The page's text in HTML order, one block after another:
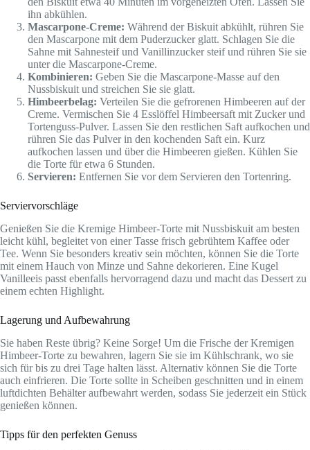
ihn abkühlen.
Mascarpone-Creme: Während der Biskuit abkühlt, rühren Sie
den Mascarpone mit dem Puderzucker glatt. Schlagen Sie die
Sahne mit Sahnesteif und Vanillinzucker steif und rühren Sie sie
unter die Mascarpone-Creme.
Kombinieren: Geben Sie die Mascarpone-Masse auf den
Nussbiskuit und streichen Sie sie glatt.
Himbeerbelag: Verteilen Sie die gefrorenen Himbeeren auf der
Creme. Vermischen Sie 4 Esslöffel Himbeersaft mit Zucker und
Tortenguss-Pulver. Lassen Sie den restlichen Saft aufkochen und
rühren Sie das Pulver in den kochenden Saft ein. Kurz
aufkochen lassen und über die Himbeeren gießen. Kühlen Sie
die Torte für etwa 6 Stunden.
Servieren: Entfernen Sie vor dem Servieren den Tortenring.
Serviervorschläge
Genießen Sie die Kremige Himbeer-Torte mit Nussbiskuit am besten
leicht kühl, begleitet von einer Tasse frisch gebrühtem Kaffee oder
Tee. Wenn Sie besonders kreativ sein möchten, können Sie die Torte
mit einem Hauch von Minze und Sahne dekorieren. Eine Kugel
Vanilleeis passt ebenfalls hervorragend dazu und macht das Dessert zu
einem echten Highlight.
Lagerung und Aufbewahrung
Sie haben Reste übrig? Keine Sorge! Um die Frische der Kremigen
Himbeer-Torte zu bewahren, lagern Sie sie im Kühlschrank, wo sie
sich für bis zu drei Tage halten lässt. Alternativ können Sie die Torte
auch einfrieren. Die Torte sollte in Scheiben geschnitten und in einem
luftdichten Behälter aufbewahrt werden, sodass Sie jederzeit ein Stück
genießen können.
Tipps für den perfekten Genuss